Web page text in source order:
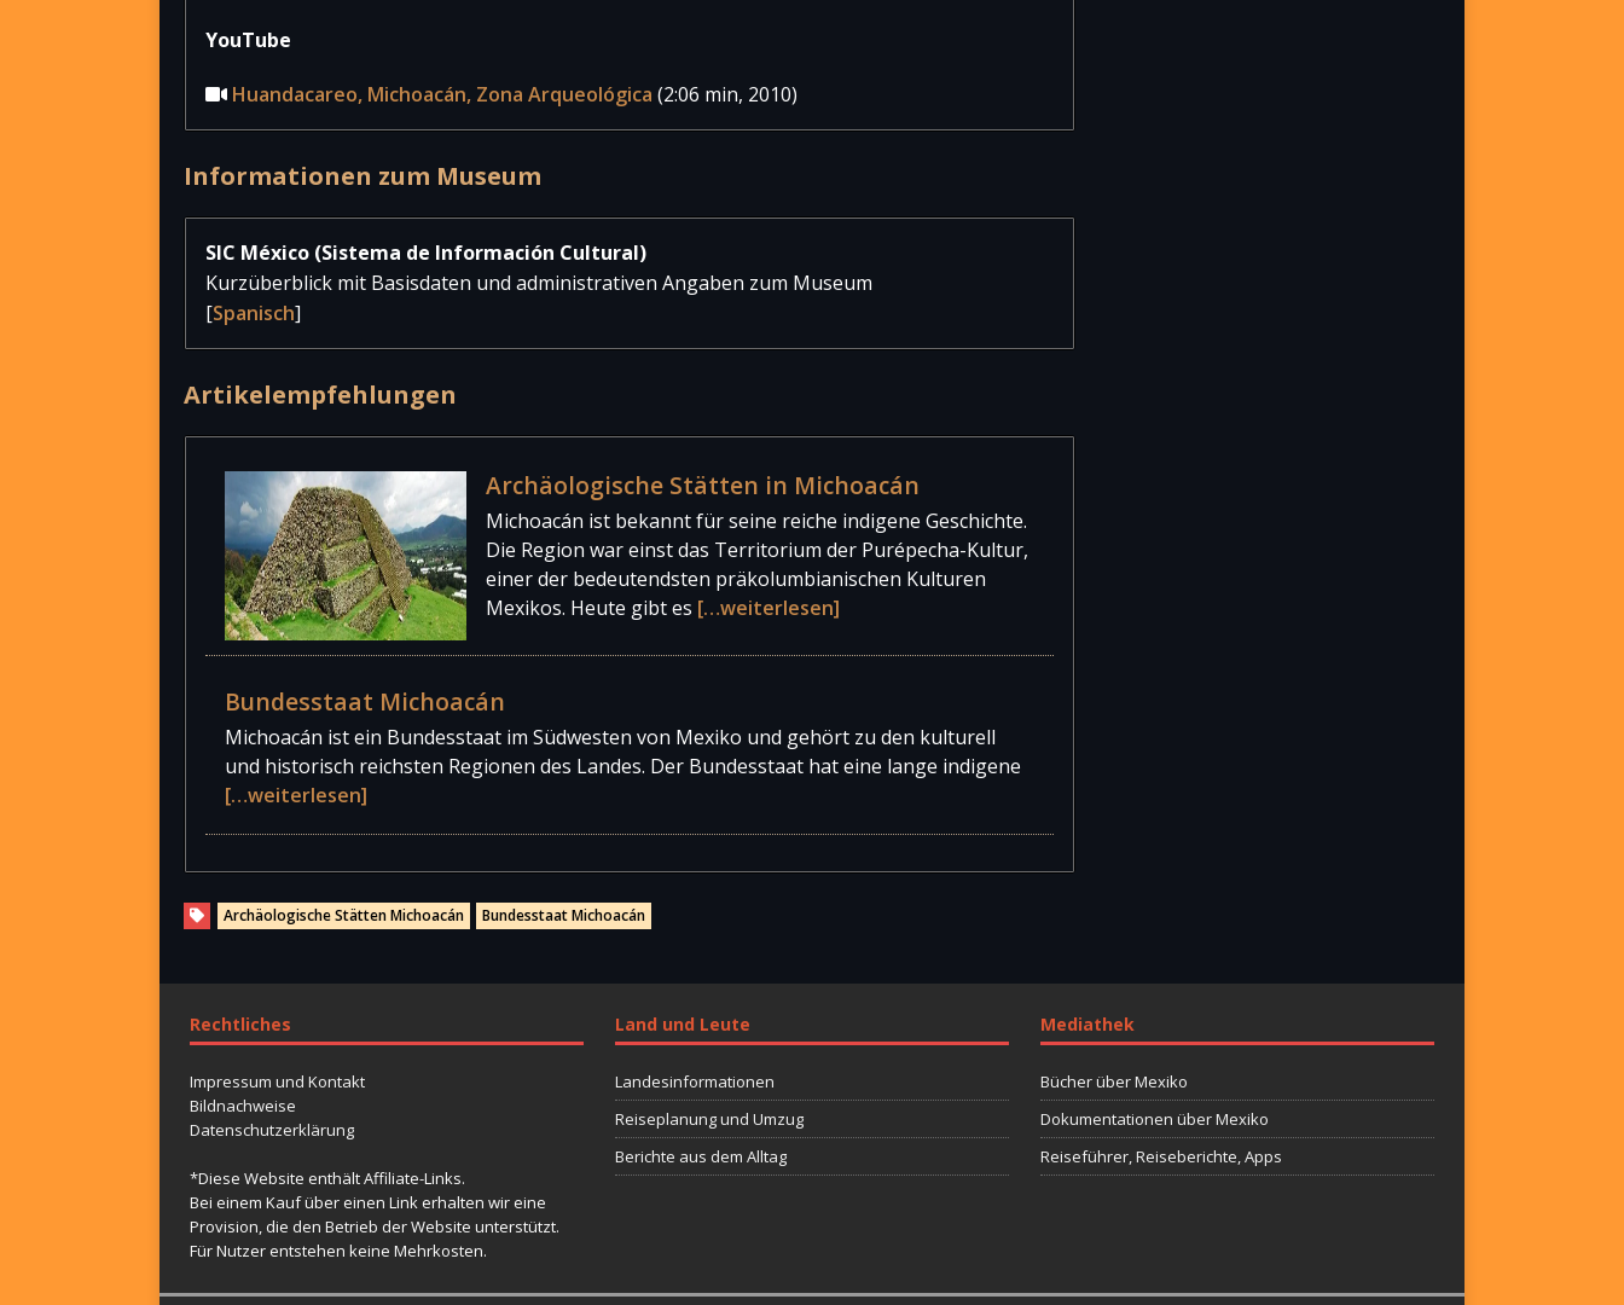
YouTube
Huandacareo, Michoacán, Zona Arqueológica (2:06 min, 2010)
Informationen zum Museum
SIC México (Sistema de Información Cultural)
Kurzüberblick mit Basisdaten und administrativen Angaben zum Museum
[Spanisch]
Artikelempfehlungen
Archäologische Stätten in Michoacán
Michoacán ist bekannt für seine reiche indigene Geschichte.
Die Region war einst das Territorium der Purépecha-Kultur,
einer der bedeutendsten präkolumbianischen Kulturen
Mexikos. Heute gibt es […weiterlesen]
Bundesstaat Michoacán
Michoacán ist ein Bundesstaat im Südwesten von Mexiko und gehört zu den kulturell
und historisch reichsten Regionen des Landes. Der Bundesstaat hat eine lange indigene
[…weiterlesen]
Archäologische Stätten Michoacán Bundesstaat Michoacán
Rechtliches
Impressum und Kontakt
Bildnachweise
Datenschutzerklärung
*Diese Website enthält Affiliate-Links.
Bei einem Kauf über einen Link erhalten wir eine
Provision, die den Betrieb der Website unterstützt.
Für Nutzer entstehen keine Mehrkosten.
Land und Leute
Landesinformationen
Reiseplanung und Umzug
Berichte aus dem Alltag
Mediathek
Bücher über Mexiko
Dokumentationen über Mexiko
Reiseführer, Reiseberichte, Apps